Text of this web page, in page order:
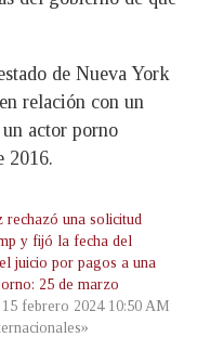
de Nueva York
relación con un
actor porno
2016.
rechazó una solicitud
y fijó la fecha del
juicio por pagos a una
25 de marzo
15 febrero 2024 10:50 AM